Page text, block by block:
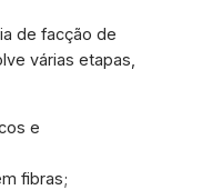
de facção de
várias etapas,
e
fibras;